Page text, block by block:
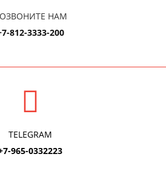
НАМ
812-3333-200
TELEGRAM
965-0332223